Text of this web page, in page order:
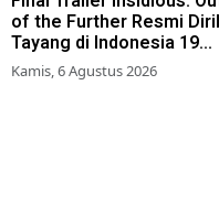
of the Further Resmi
Tayang di Indonesia 19
Agustus 2026
Kamis, 6 Agustus 2026